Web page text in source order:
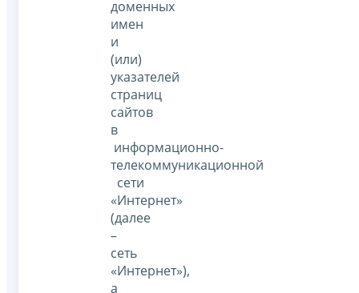
доменных
имен
и
(или)
указателей
страниц
сайтов
в
информационно-
телекоммуникационной
сети
«Интернет»
(далее
–
сеть
«Интернет»),
а